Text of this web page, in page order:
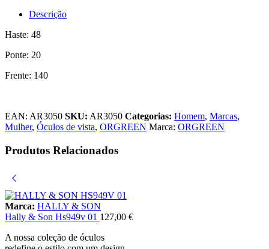
Descrição
Haste: 48
Ponte: 20
Frente: 140
EAN: AR3050 SKU: AR3050 Categorias: Homem, Marcas,
Mulher, Óculos de vista, ORGREEN Marca: ORGREEN
Produtos Relacionados
Marca: HALLY & SON
Hally & Son Hs949v 01 127,00 €
A nossa coleção de óculos